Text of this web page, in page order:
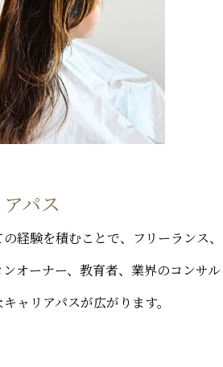
パス
経験を積むことで、フリーランス、
オーナー、教育者、業界のコンサル
ャリアパスが広がります。